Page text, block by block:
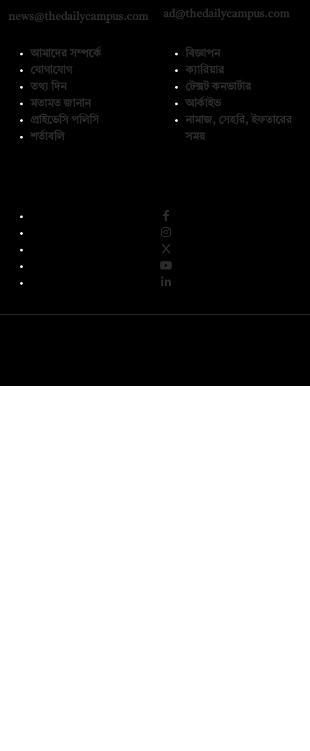
news@thedailycampus.com ad@thedailycampus.com
আমাদের সম্পর্কে
যোগাযোগ
তথ্য দিন
মতামত জানান
প্রাইভেসি পলিসি
শর্তাবলি
বিজ্ঞাপন
ক্যারিয়ার
টেক্সট কনভার্টার
আর্কাইভ
নামাজ, সেহরি, ইফতারের
সময়